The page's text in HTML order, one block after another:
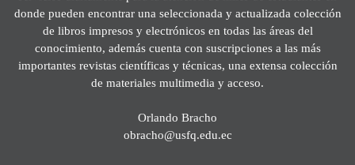
donde pueden encontrar una seleccionada y actualizada colección
de libros impresos y electrónicos en todas las áreas del
conocimiento, además cuenta con suscripciones a las más
importantes revistas científicas y técnicas, una extensa colección
de materiales multimedia y acceso.
Orlando Bracho
obracho@usfq.edu.ec